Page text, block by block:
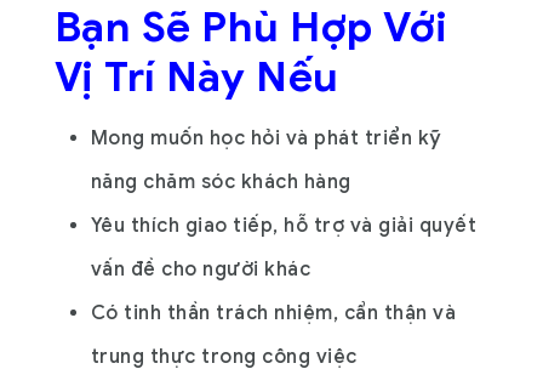
Bạn Sẽ Phù Hợp Với
Vị Trí Này Nếu
Mong muốn học hỏi và phát triển kỹ
năng chăm sóc khách hàng
Yêu thích giao tiếp, hỗ trợ và giải quyết
vấn đề cho người khác
Có tinh thần trách nhiệm, cẩn thận và
trung thực trong công việc